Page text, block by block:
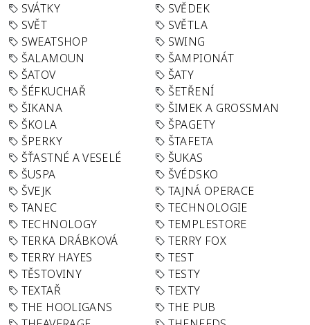
SVÁTKY
SVĚDEK
SVĚT
SVĚTLA
SWEATSHOP
SWING
ŠALAMOUN
ŠAMPIONÁT
ŠATOV
ŠATY
ŠÉFKUCHAŘ
ŠETŘENÍ
ŠIKANA
ŠIMEK A GROSSMAN
ŠKOLA
ŠPAGETY
ŠPERKY
ŠTAFETA
ŠŤASTNÉ A VESELÉ
ŠUKAS
ŠUSPA
ŠVÉDSKO
ŠVEJK
TAJNÁ OPERACE
TANEC
TECHNOLOGIE
TECHNOLOGY
TEMPLESTORE
TERKA DRÁBKOVÁ
TERRY FOX
TERRY HAYES
TEST
TĚSTOVINY
TESTY
TEXTAŘ
TEXTY
THE HOOLIGANS
THE PUB